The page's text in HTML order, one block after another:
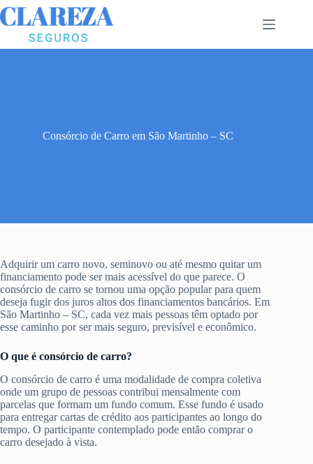
Pular
para
conteúdo
Consórcio de Carro em São Martinho – SC
Adquirir um carro novo, seminovo ou até mesmo quitar um
financiamento pode ser mais acessível do que parece. O
consórcio de carro se tornou uma opção popular para quem
deseja fugir dos juros altos dos financiamentos bancários. Em
São Martinho – SC, cada vez mais pessoas têm optado por
esse caminho por ser mais seguro, previsível e econômico.
O que é consórcio de carro?
O consórcio de carro é uma modalidade de compra coletiva
onde um grupo de pessoas contribui mensalmente com
parcelas que formam um fundo comum. Esse fundo é usado
para entregar cartas de crédito aos participantes ao longo do
tempo. O participante contemplado pode então comprar o
carro desejado à vista.